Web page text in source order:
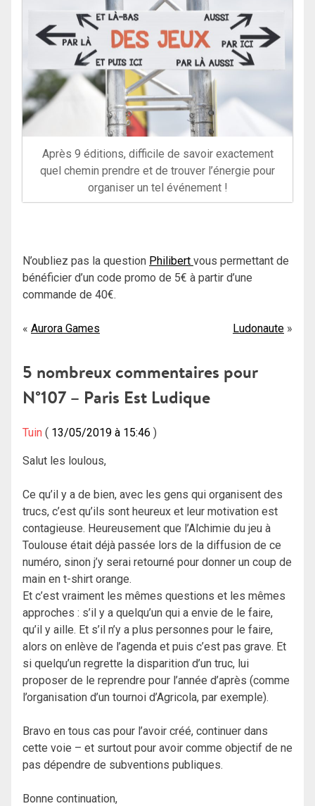
Après 9 éditions, difficile de savoir exactement
quel chemin prendre et de trouver l’énergie pour
organiser un tel événement !
N’oubliez pas la question Philibert vous permettant de
bénéficier d’un code promo de 5€ à partir d’une
commande de 40€.
Navigation
l’article
Aurora Games Ludonaute
5 nombreux commentaires pour
N°107 – Paris Est Ludique
Tuin 13/05/2019 à 15:46
Salut les loulous,
Ce qu’il y a de bien, avec les gens qui organisent des
trucs, c’est qu’ils sont heureux et leur motivation est
contagieuse. Heureusement que l’Alchimie du jeu à
Toulouse était déjà passée lors de la diffusion de ce
numéro, sinon j’y serai retourné pour donner un coup de
main en t-shirt orange.
Et c’est vraiment les mêmes questions et les mêmes
approches : s’il y a quelqu’un qui a envie de le faire,
qu’il y aille. Et s’il n’y a plus personnes pour le faire,
alors on enlève de l’agenda et puis c’est pas grave. Et
si quelqu’un regrette la disparition d’un truc, lui
proposer de le reprendre pour l’année d’après (comme
l’organisation d’un tournoi d’Agricola, par exemple).
Bravo en tous cas pour l’avoir créé, continuer dans
cette voie – et surtout pour avoir comme objectif de ne
pas dépendre de subventions publiques.
Bonne continuation,